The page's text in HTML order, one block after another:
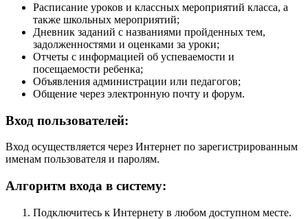
Расписание уроков и классных мероприятий класса, а
также школьных мероприятий;
Дневник заданий с названиями пройденных тем,
задолженностями и оценками за уроки;
Отчеты с информацией об успеваемости и
посещаемости ребенка;
Объявления администрации или педагогов;
Общение через электронную почту и форум.
Вход пользователей:
Вход осуществляется через Интернет по зарегистрированным
именам пользователя и паролям.
Алгоритм входа в систему:
Подключитесь к Интернету в любом доступном месте.